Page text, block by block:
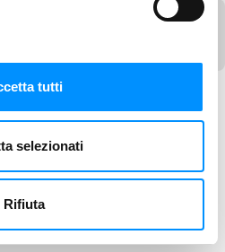
tutti
selezionati
Rifiuta